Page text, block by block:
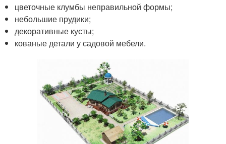
цветочные клумбы неправильной формы;
небольшие прудики;
декоративные кусты;
кованые детали у садовой мебели.